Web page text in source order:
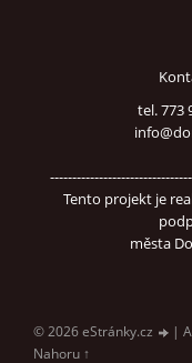
tel. 773
Tento projekt je
města
© 2026 eStránky.cz |
Nahoru ↑